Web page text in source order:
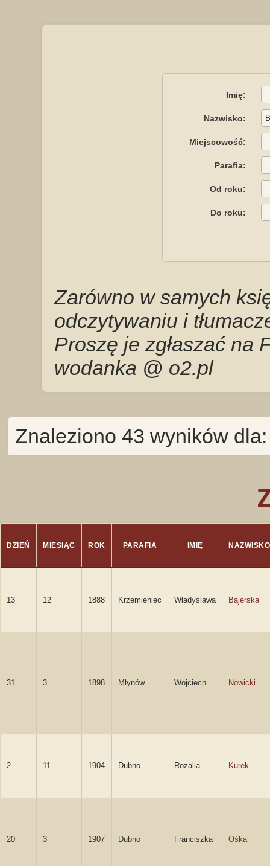
Imię:
Nazwisko:
Miejscowość:
Parafia:
Od roku:
Do roku:
Zarówno w samych
odczytywaniu i
Proszę je zgłaszać na
wodanka @ o2.pl
Znaleziono 43 wyników
DZIEŃ MIESIĄC ROK PARAFIA IMIĘ NAZWISKO
13 12 1888 Krzemieniec Władyslawa Bajerska
31 3 1898 Młynów Wojciech Nowicki
2 11 1904 Dubno Rozalia Kurek
20 3 1907 Dubno Franciszka Ośka